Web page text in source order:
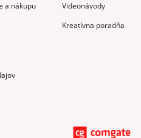
a nákupu
Videonávody
Kreatívna poradňa